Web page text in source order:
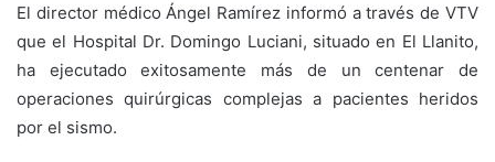
El director médico Ángel Ramírez informó a través de VTV
que el Hospital Dr. Domingo Luciani, situado en El Llanito,
ha ejecutado exitosamente más de un centenar de
operaciones quirúrgicas complejas a pacientes heridos
por el sismo.